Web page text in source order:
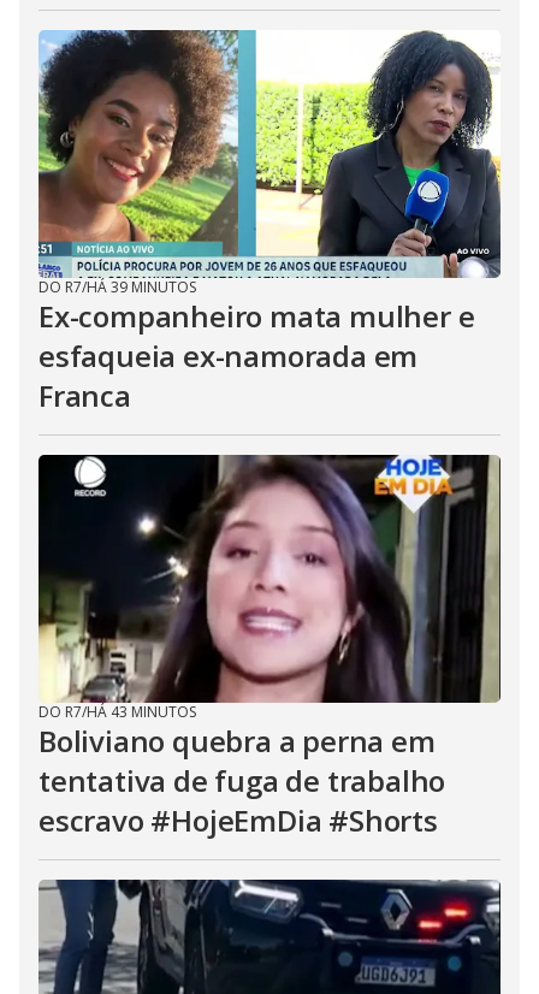
DO R7/HÁ 39 MINUTOS
Ex-companheiro mata mulher e
esfaqueia ex-namorada em
Franca
DO R7/HÁ 43 MINUTOS
Boliviano quebra a perna em
tentativa de fuga de trabalho
escravo #HojeEmDia #Shorts